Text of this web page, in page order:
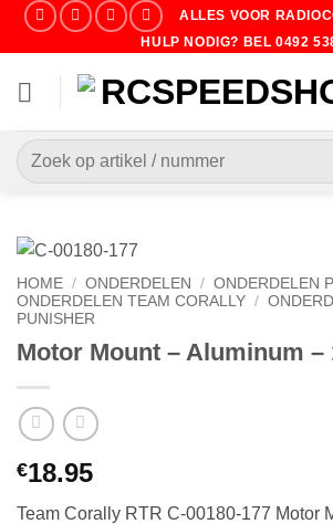
ALLES VOOR
HULP NODIG? BEL 0492
Zoeken
naar:
HOME / ONDERDELEN / ONDERDELEN
ONDERDELEN TEAM CORALLY /
PUNISHER
Motor Mount – Aluminum –
€18.95
Team Corally RTR C-00180-177 Motor